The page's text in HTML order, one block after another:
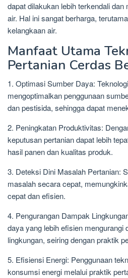
dapat dilakukan lebih terkendali
air. Hal ini sangat berharga,
kelangkaan air.
Manfaat Utama
Pertanian Cerdas
1. Optimasi Sumber Daya:
mengoptimalkan penggunaan
dan pestisida, sehingga dapat
2. Peningkatan Produktivitas:
keputusan pertanian dapat lebih
hasil panen dan kualitas produk.
3. Deteksi Dini Masalah Pertanian:
masalah secara cepat,
cepat dan efisien.
4. Pengurangan Dampak
daya yang lebih efisien mengurangi
lingkungan, seiring dengan praktik
5. Efisiensi Energi: Penggunaan
konsumsi energi melalui praktik